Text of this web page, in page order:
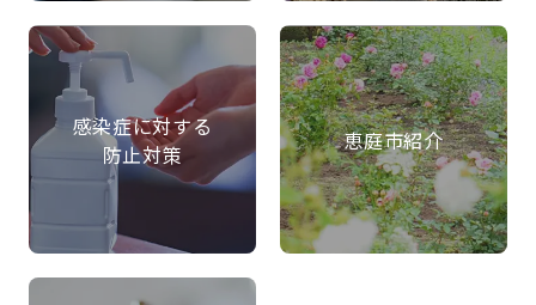
感染症に対する
防止対策
恵庭市紹介